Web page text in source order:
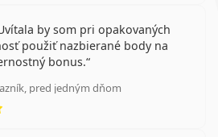
by som pri opakovaných
použiť nazbierané body na
bonus.
pred jedným dňom
hodnotenie 5 z 5